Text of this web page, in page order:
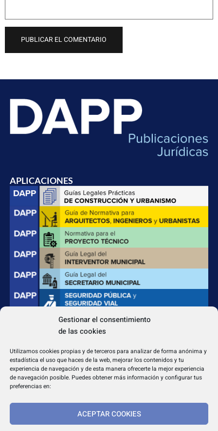
Gestionar el consentimiento
de las cookies
Utilizamos cookies propias y de terceros para analizar de forma anónima y
estadística el uso que haces de la web, mejorar los contenidos y tu
experiencia de navegación y de esta manera ofrecerte la mejor experiencia
de navegación posible. Puedes obtener más información y configurar tus
preferencias en:
ACEPTAR COOKIES
APLICACIONES
dapp@dappeditorial.es
TEXTOS LEGALES